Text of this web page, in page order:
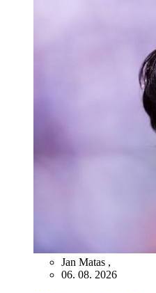
Jan Matas ,
06. 08. 2026